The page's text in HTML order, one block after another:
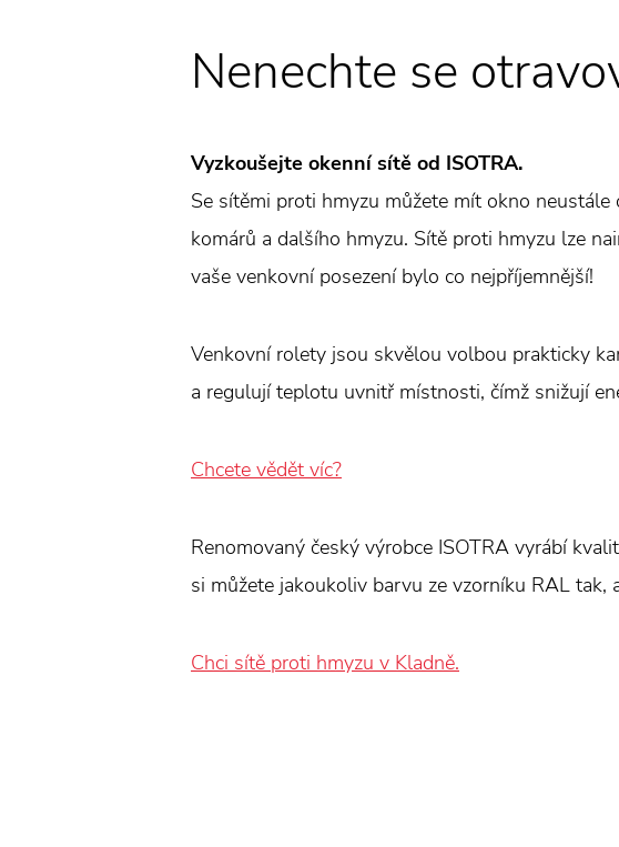
Nenechte se
Vyzkoušejte okenní sítě od ISOTRA.
Se sítěmi proti hmyzu můžete mít okno
komárů a dalšího hmyzu. Sítě proti hmyzu lze
vaše venkovní posezení bylo co nejpříjemnější!
Venkovní rolety jsou skvělou volbou prakticky
a regulují teplotu uvnitř místnosti, čímž snižují
Chcete vědět víc?
Renomovaný český výrobce ISOTRA vyrábí
si můžete jakoukoliv barvu ze vzorníku RAL
Chci sítě proti hmyzu v Kladně.